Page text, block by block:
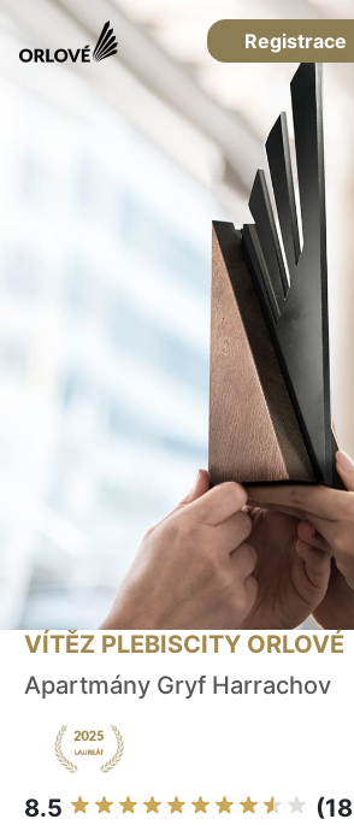
Registrace
VÍTĚZ PLEBISCITY ORLOVÉ
Apartmány Gryf Harrachov
8.5